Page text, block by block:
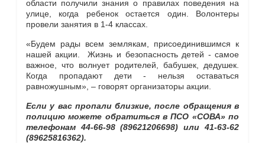
области получили знания о правилах поведения на
улице, когда ребенок остается один. Волонтеры
провели занятия в 1-4 классах.
«Будем рады всем землякам, присоединившимся к
нашей акции. Жизнь и безопасность детей - самое
важное, что волнует родителей, бабушек, дедушек.
Когда пропадают дети - нельзя оставаться
равножушным», –говорят организаторы акции.
Если у вас пропали близкие, после обращения в
полицию можете обратиться в ПСО «СОВА» по
телефонам 44-66-98 (89621206698) или 41-63-62
(89625816362).